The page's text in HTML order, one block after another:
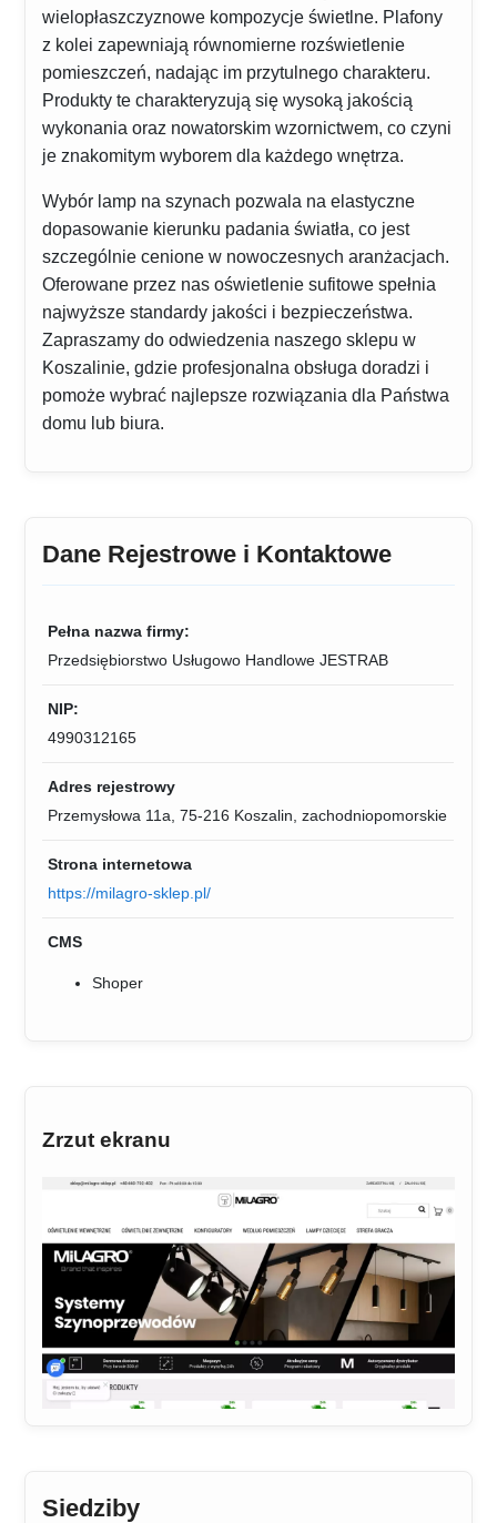
wielopłaszczyznowe kompozycje świetlne. Plafony
z kolei zapewniają równomierne rozświetlenie
pomieszczeń, nadając im przytulnego charakteru.
Produkty te charakteryzują się wysoką jakością
wykonania oraz nowatorskim wzornictwem, co czyni
je znakomitym wyborem dla każdego wnętrza.
Wybór lamp na szynach pozwala na elastyczne
dopasowanie kierunku padania światła, co jest
szczególnie cenione w nowoczesnych aranżacjach.
Oferowane przez nas oświetlenie sufitowe spełnia
najwyższe standardy jakości i bezpieczeństwa.
Zapraszamy do odwiedzenia naszego sklepu w
Koszalinie, gdzie profesjonalna obsługa doradzi i
pomoże wybrać najlepsze rozwiązania dla Państwa
domu lub biura.
Dane Rejestrowe i Kontaktowe
Pełna nazwa firmy:
Przedsiębiorstwo Usługowo Handlowe JESTRAB
NIP:
4990312165
Adres rejestrowy
Przemysłowa 11a, 75-216 Koszalin, zachodniopomorskie
Strona internetowa
https://milagro-sklep.pl/
CMS
Shoper
Zrzut ekranu
Siedziby